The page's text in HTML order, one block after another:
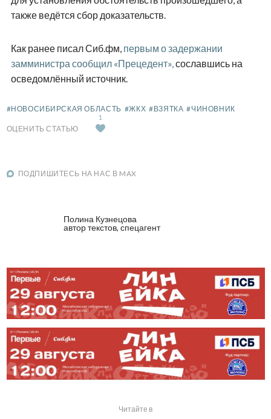
также ведётся сбор доказательств.
Как ранее писал Сиб.фм, первым о задержании
замминистра сообщил «Прецедент»,сославшись на
осведомлённый источник.
#НОВОСИБИРСКАЯ ОБЛАСТЬ #ЖКХ #ВЗЯТКА #ЧИНОВНИК
ОЦЕНИТЬ СТАТЬЮ
1
ПОДПИШИТЕСЬ НА НАС В MAX
Полина Кузнецова
автор текстов, спецагент
Читайте в